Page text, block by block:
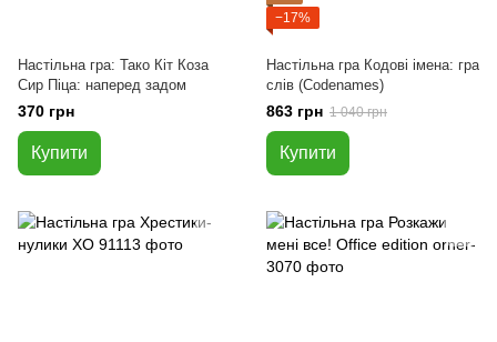
Настільна гра: Тако Кіт Коза
Сир Піца: наперед задом
370 грн
Купити
−17%
Настільна гра Кодові імена: гра
слів (Codenames)
863 грн 1 040 грн
Купити